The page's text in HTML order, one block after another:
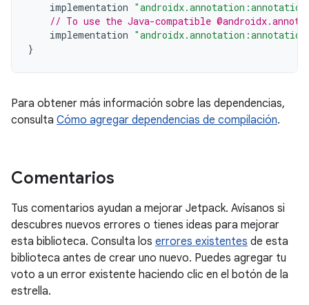
implementation
// To use the Java-compatible
implementation
}
Para obtener más información sobre las dependencias,
consulta Cómo agregar dependencias de compilación.
Comentarios
Tus comentarios ayudan a mejorar Jetpack. Avísanos si
descubres nuevos errores o tienes ideas para mejorar
esta biblioteca. Consulta los errores existentes de esta
biblioteca antes de crear uno nuevo. Puedes agregar tu
voto a un error existente haciendo clic en el botón de la
estrella.